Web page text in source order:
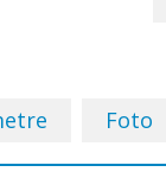
Foto